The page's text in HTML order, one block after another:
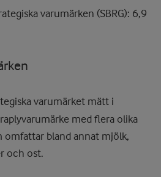
varumärken (SBRG): 6,9
varumärket mätt i
med flera olika
omfattar bland annat mjölk,
och ost.